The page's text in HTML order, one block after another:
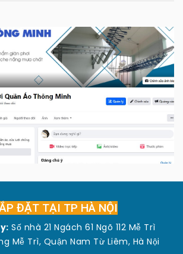
ĐẶT TẠI TP HÀ NỘI
Số nhà 21 Ngách 61 Ngõ 112 Mễ Trì
Mễ Trì, Quận Nam Từ Liêm, Hà Nội